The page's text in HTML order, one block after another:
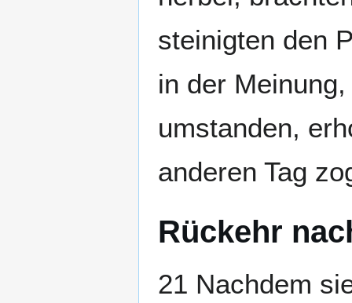
steinigten den
in der
umstanden,
anderen Tag
Rückehr
21 Nachdem